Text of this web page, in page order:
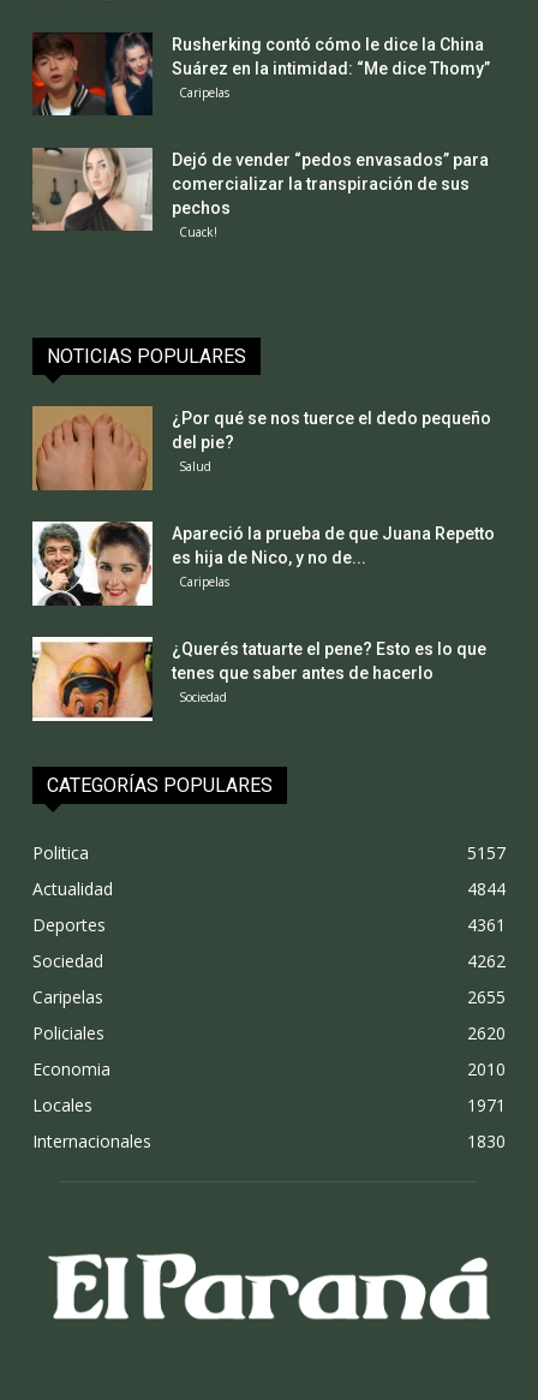
Rusherking contó cómo le dice la China
Suárez en la intimidad: “Me dice Thomy”
Caripelas
Dejó de vender “pedos envasados” para
comercializar la transpiración de sus
pechos
Cuack!
NOTICIAS POPULARES
¿Por qué se nos tuerce el dedo pequeño
del pie?
Salud
Apareció la prueba de que Juana Repetto
es hija de Nico, y no de...
Caripelas
¿Querés tatuarte el pene? Esto es lo que
tenes que saber antes de hacerlo
Sociedad
CATEGORÍAS POPULARES
Politica
5157
Actualidad
4844
Deportes
4361
Sociedad
4262
Caripelas
2655
Policiales
2620
Economia
2010
Locales
1971
Internacionales
1830